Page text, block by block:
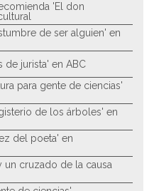
'El don
de ser alguien' en
de jurista' en ABC
para gente de ciencias'
de los árboles' en
del poeta' en
un cruzado de la causa